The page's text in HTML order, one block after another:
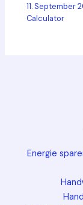
11. September
Calculator
Energie